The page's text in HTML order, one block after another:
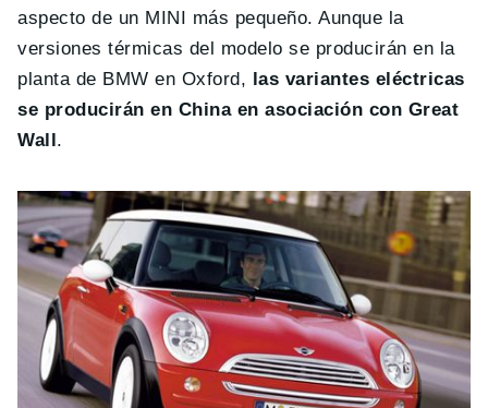
aspecto de un MINI más pequeño. Aunque la
versiones térmicas del modelo se producirán en la
planta de BMW en Oxford,
las variantes eléctricas
se producirán en China en asociación con Great
Wall .